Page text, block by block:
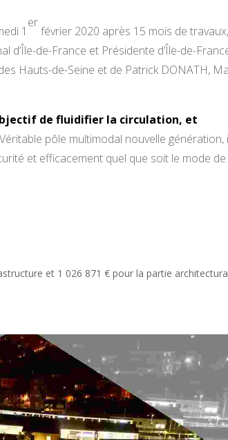
1
er
février 2020 après 15 mois de
d’Île-de-France et Présidente d’Île-de-
Hauts-de-Seine et de Patrick DONATH,
de fluidifier la circulation, et
Véritable pôle multimodal nouvelle génération,
et efficacement quel que soit le mode de
et 1 026 871 € pour la partie